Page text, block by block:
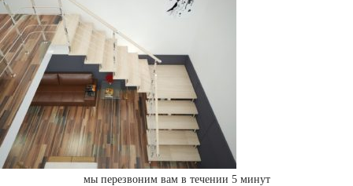
мы перезвоним вам в течении 5 минут